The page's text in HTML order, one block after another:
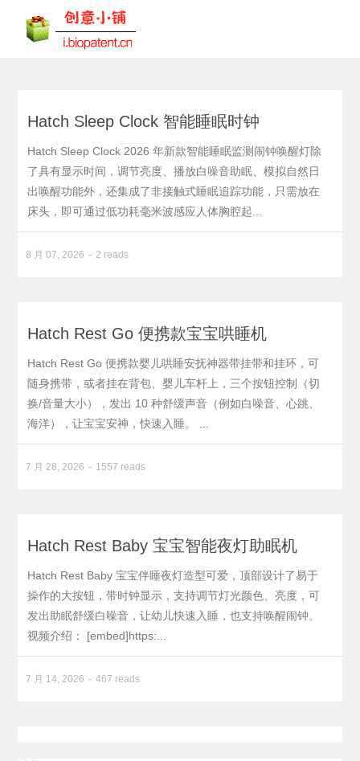
Hatch Sleep Clock 智能睡眠时钟
Hatch Sleep Clock 2026 年新款智能睡眠监测闹钟唤醒灯除
了具有显示时间，调节亮度、播放白噪音助眠、模拟自然日
出唤醒功能外，还集成了非接触式睡眠追踪功能，只需放在
床头，即可通过低功耗毫米波感应人体胸腔起...
8 月 07, 2026 2 reads
Hatch Rest Go 便携款宝宝哄睡机
Hatch Rest Go 便携款婴儿哄睡安抚神器带挂带和挂环，可
随身携带，或者挂在背包、婴儿车杆上，三个按钮控制（切
换/音量大小），发出 10 种舒缓声音（例如白噪音、心跳、
海洋），让宝宝安神，快速入睡。 ...
7 月 28, 2026 1557 reads
Hatch Rest Baby 宝宝智能夜灯助眠机
Hatch Rest Baby 宝宝伴睡夜灯造型可爱，顶部设计了易于
操作的大按钮，带时钟显示，支持调节灯光颜色、亮度，可
发出助眠舒缓白噪音，让幼儿快速入睡，也支持唤醒闹钟。
视频介绍： [embed]https:...
7 月 14, 2026 467 reads